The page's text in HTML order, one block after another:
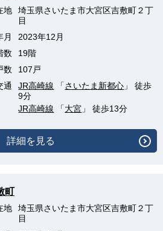
地
埼玉県さいたま市大宮区吉敷町２丁
目
月
2023年12月
数
19階
数
107戸
通
JR高崎線 「さいたま新都心 」 徒歩
9分
JR高崎線 「大宮 」 徒歩13分
詳細を見る
町
地
埼玉県さいたま市大宮区吉敷町２丁
目